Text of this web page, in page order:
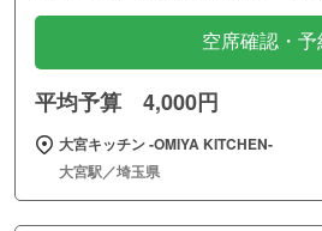
空席確認・予
平均予算 4,000円
大宮キッチン ‐OMIYA KITCHEN‐
大宮駅／埼玉県